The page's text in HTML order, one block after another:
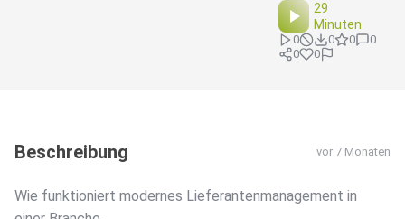
29
Minuten
0 0 0
0
0
0
Beschreibung vor 7 Monaten
Wie funktioniert modernes Lieferantenmanagement in